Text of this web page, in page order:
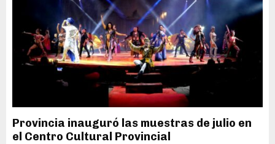
Provincia inauguró las muestras de julio en
el Centro Cultural Provincial